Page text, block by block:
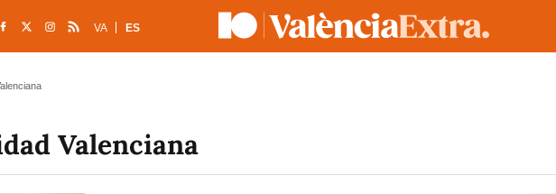
VA ES
Valenciana